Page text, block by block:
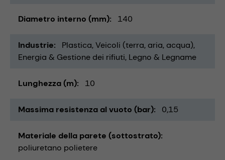
Diametro interno (mm) 140
Industrie Plastica Veicoli (terra, aria, acqua)
Energia & Gestione dei rifiuti Legno & Legname
Lunghezza (m) 10
Massima resistenza al vuoto (bar) 0,15
Materiale della parete (sottostrato)
poliuretano polietere